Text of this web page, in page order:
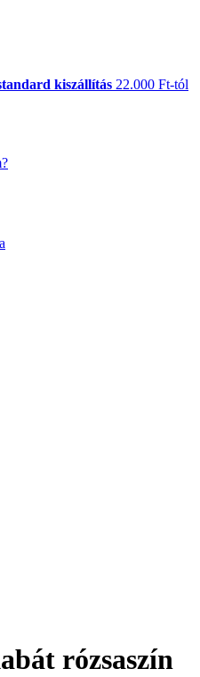
kiszállítás 22.000 Ft-tól
rózsaszín